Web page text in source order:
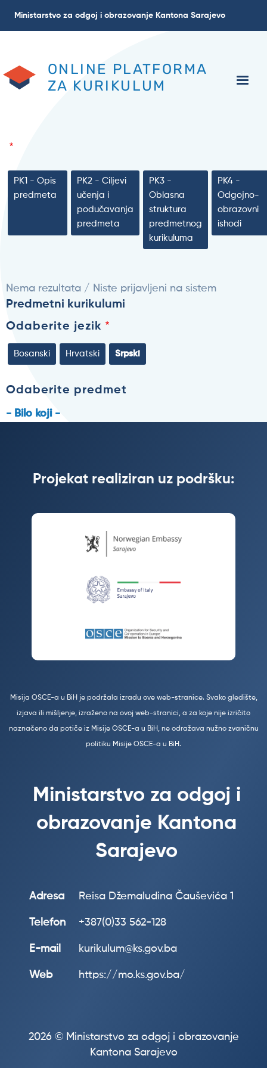
Ministarstvo za odgoj i obrazovanje Kantona Sarajevo
ONLINE PLATFORMA
ZA KURIKULUM
PK1 - Opis
predmeta
PK2 - Ciljevi
učenja i
podučavanja
predmeta
PK3 -
Oblasna
struktura
predmetnog
kurikuluma
PK4 -
Odgojno-
obrazovni
ishodi
Nema rezultata / Niste prijavljeni na sistem
Predmetni kurikulumi
Odaberite jezik
Bosanski Hrvatski Srpski
Odaberite predmet
- Bilo koji -
Projekat realiziran uz podršku:
Misija OSCE-a u BiH je podržala izradu ove web-stranice. Svako gledište,
izjava ili mišljenje, izraženo na ovoj web-stranici, a za koje nije izričito
naznačeno da potiče iz Misije OSCE-a u BiH, ne odražava nužno zvaničnu
politiku Misije OSCE-a u BiH.
Ministarstvo za odgoj i
obrazovanje Kantona
Sarajevo
Adresa Reisa Džemaludina Čauševića 1
Telefon +387(0)33 562-128
E-mail kurikulum@ks.gov.ba
Web https://mo.ks.gov.ba/
2026 © Ministarstvo za odgoj i obrazovanje
Kantona Sarajevo